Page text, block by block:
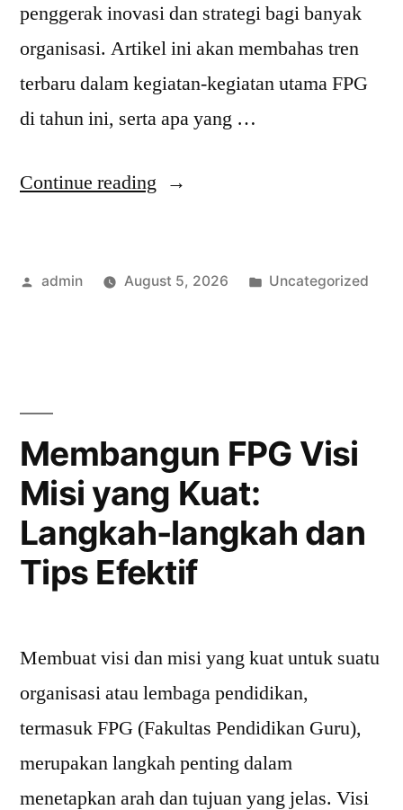
penggerak inovasi dan strategi bagi banyak
organisasi. Artikel ini akan membahas tren
terbaru dalam kegiatan-kegiatan utama FPG
di tahun ini, serta apa yang …
Continue reading “Tren
Utama:
di
Tahun
Ini?”
Posted
admin August 5, 2026
Posted
Uncategorized
Membangun FPG Visi
Misi yang Kuat:
Langkah-langkah dan
Tips Efektif
Membuat visi dan misi yang kuat untuk suatu
organisasi atau lembaga pendidikan,
termasuk FPG (Fakultas Pendidikan Guru),
merupakan langkah penting dalam
menetapkan arah dan tujuan yang jelas. Visi